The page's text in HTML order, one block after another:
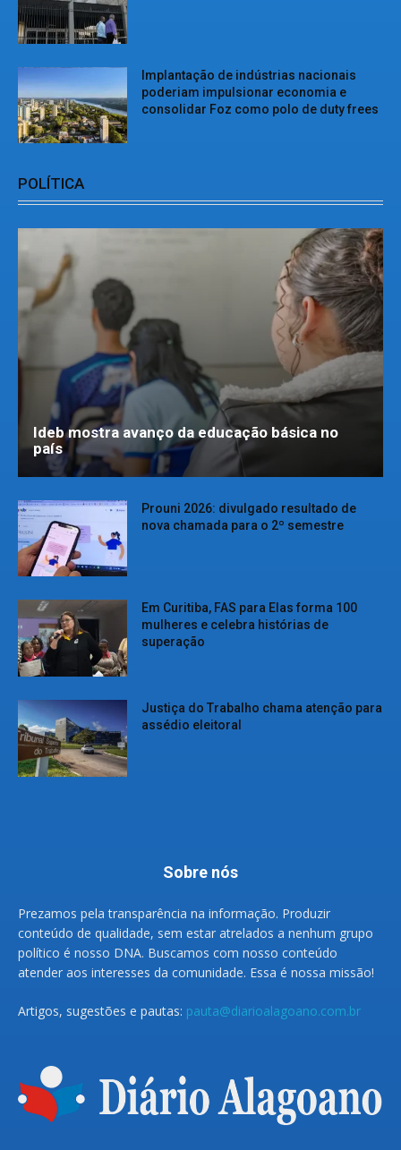
Implantação de indústrias nacionais
poderiam impulsionar economia e
consolidar Foz como polo de duty frees
POLÍTICA
Ideb mostra avanço da educação básica no
país
Prouni 2026: divulgado resultado de
nova chamada para o 2º semestre
Em Curitiba, FAS para Elas forma 100
mulheres e celebra histórias de
superação
Justiça do Trabalho chama atenção para
assédio eleitoral
Sobre nós
Prezamos pela transparência na informação. Produzir
conteúdo de qualidade, sem estar atrelados a nenhum grupo
político é nosso DNA. Buscamos com nosso conteúdo
atender aos interesses da comunidade. Essa é nossa missão!
Artigos, sugestões e pautas: pauta@diarioalagoano.com.br